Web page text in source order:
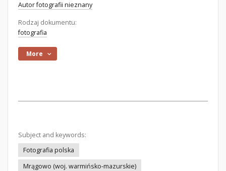
Autor fotografii nieznany
Rodzaj dokumentu:
fotografia
More
Subject and keywords:
Fotografia polska
Mrągowo (woj. warmińsko-mazurskie)